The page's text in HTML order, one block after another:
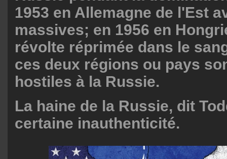
1953 en Allemagne de l'Est
massives; en 1956 en
révolte réprimée dans le
ces deux régions ou pays
hostiles à la Russie.
La haine de la Russie, dit
certaine inauthenticité.